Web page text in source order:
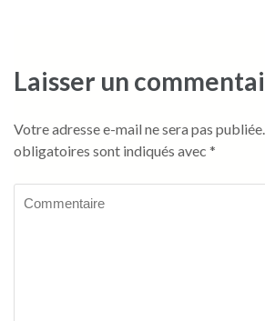
Laisser un
Votre adresse e-mail ne sera pas publiée.
obligatoires sont indiqués avec *